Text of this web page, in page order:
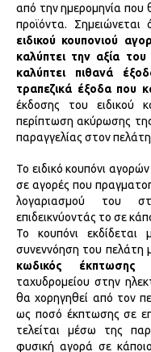
από την ημερομηνία που
προϊόντα. Σημειώνεται
ειδικού κουπονιού
καλύπτει την αξία
καλύπτει πιθανά
τραπεζικά έξοδα που
έκδοσης του ειδικού
περίπτωση ακύρωσης
παραγγελίας στον
Το ειδικό κουπόνι
σε αγορές που
λογαριασμού του
επιδεικνύοντάς το σε
Το κουπόνι εκδίδεται
συνεννόηση του πελάτη
κωδικός
ταχυδρομείου στην
θα χορηγηθεί από τον
ως ποσό έκπτωσης σε
τελείται μέσω της
φυσική αγορά σε